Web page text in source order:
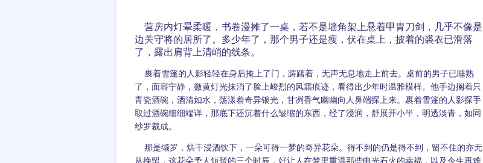
营房内灯晕柔暖，书卷漫摊了一桌，若不是墙角架上悬着甲胄刀剑，几乎不像是
边关守将的居所了。多少年了，那个男子还是瘦，伏在桌上，披着的裘衣已滑落
了，露出肩背上清峭的线条。
裹着雪篷的人影轻轻在身后掩上了门，踌躇着，无声无息地走上前去。桌前的男子已睡熟
了，面容宁静，微黄灯光抹消了脸上峻烈的风霜痕迹，看得出少年时温雅模样。他手边搁着只
青瓷酒碗，酒清如水，荡漾着奇异银光，甘冽香气幽幽向人鼻端探上来。裹着雪篷的人影探手
取过酒碗细细端详，那底下还沉着什么皱缩的东西，经了浸润，舒展开小半，明透淡青，如同
纱罗裁成。
那是缬罗，烘干浸酒饮下，一朵可得一梦的奇异花朵。得不到的仍是得不到，留不住的亦无
从挽留，这花朵予人短暂的三个时辰，好让人在梦里重温那些电光石火的幸福，以及今生再难